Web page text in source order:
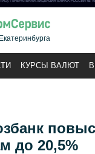
КУРСЫ ВАЛЮТ
до 20,5%